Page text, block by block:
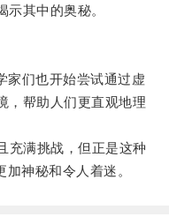
其中的奥秘。
们也开始尝试通过虚
，帮助人们更直观地理
满挑战，但正是这种
神秘和令人着迷。